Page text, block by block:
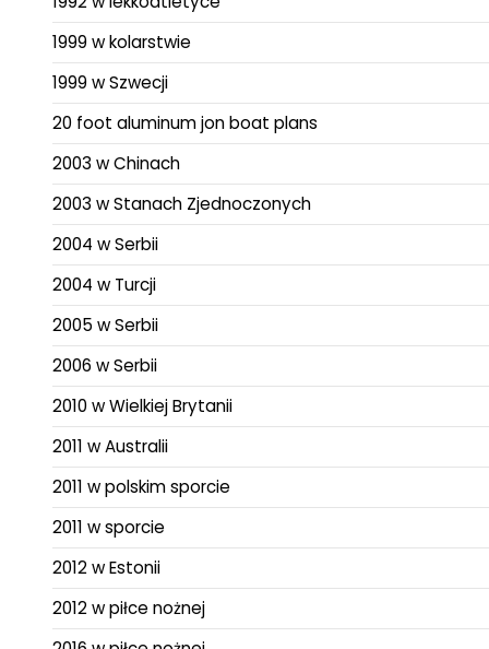
1999 w kolarstwie
1999 w Szwecji
20 foot aluminum jon boat plans
2003 w Chinach
2003 w Stanach Zjednoczonych
2004 w Serbii
2004 w Turcji
2005 w Serbii
2006 w Serbii
2010 w Wielkiej Brytanii
2011 w Australii
2011 w polskim sporcie
2011 w sporcie
2012 w Estonii
2012 w piłce nożnej